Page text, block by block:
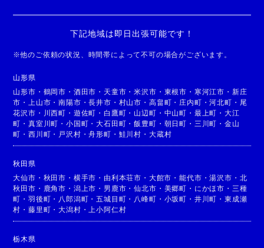
下記地域は即日出張可能です！
※他のご依頼の状況、時間帯によって不可の場合がございます。
山形県
山形市 ・ 鶴岡市 ・ 酒田市 ・ 天童市 ・米沢市 ・ 東根市 ・ 寒河江市 ・ 新庄
市 ・ 上山市 ・南陽市 ・長井市 ・ 村山市 ・ 高畠町 ・ 庄内町 ・河北町 ・ 尾
花沢市 ・ 川西町 ・ 遊佐町 ・ 白鷹町 ・ 山辺町 ・ 中山町 ・ 最上町 ・ 大江
町 ・真室川町 ・小国町 ・大石田町 ・飯豊町 ・ 朝日町 ・ 三川町 ・ 金山
町 ・西川町 ・ 戸沢村 ・舟形町 ・ 鮭川村 ・ 大蔵村
秋田県
大仙市 ・ 秋田市 ・ 横手市 ・ 由利本荘市 ・ 大館市 ・能代市 ・湯沢市 ・ 北
秋田市 ・ 鹿角市 ・ 潟上市 ・ 男鹿市 ・仙北市 ・ 美郷町 ・ にかほ市 ・ 三種
町 ・羽後町 ・ 八郎潟町 ・五城目町 ・ 八峰町 ・ 小坂町 ・ 井川町 ・ 東成瀬
村 ・藤里町 ・大潟村 ・ 上小阿仁村
栃木県